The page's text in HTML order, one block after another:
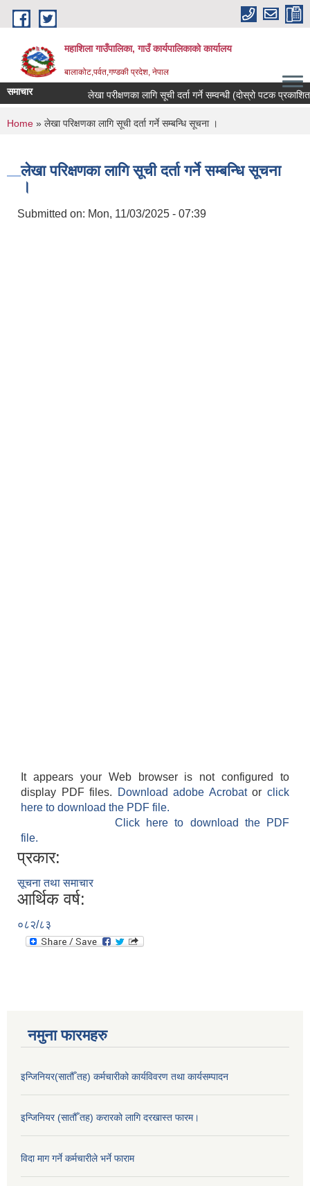
Skip to main content
महाशिला गाउँपालिका, गाउँ कार्यपालिकाको कार्यालय
बालाकोट,पर्वत,गण्डकी प्रदेश, नेपाल
समाचार लेखा परीक्षणका लागि सूची दर्ता गर्ने सम्वन्धी (दोस्रो पटक
You are here
Home » लेखा परिक्षणका लागि सूची दर्ता गर्ने सम्बन्धि सूचना ।
लेखा परिक्षणका लागि सूची दर्ता गर्ने सम्बन्धि सूचना
।
Submitted on: Mon, 11/03/2025 - 07:39
It appears your Web browser is not configured to
display PDF files.
Download adobe Acrobatorclick
here to download the PDF file.
Click here to download the PDF
file.
प्रकार:
सूचना तथा समाचार
आर्थिक वर्ष:
०८२/८३
नमुना फारमहरु
इन्जिनियर(सातौँ तह) कर्मचारीको कार्यविवरण तथा कार्यसम्पादन
इन्जिनियर (सातौँ तह) करारको लागि दरखास्त फारम।
विदा माग गर्ने कर्मचारीले भर्ने फाराम